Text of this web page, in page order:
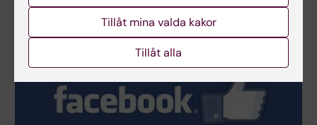
Tillåt mina valda kakor
Tillåt alla